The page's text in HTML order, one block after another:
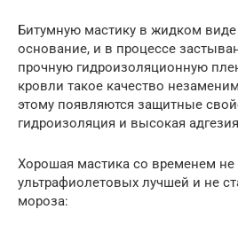
Битумную мастику в жидком виде
основание, и в процессе
прочную гидроизоляционную
кровли такое качество
этому появляются защитные
гидроизоляция и высокая
Хорошая мастика со временем не
ультрафиолетовых лучшей и не
мороза: